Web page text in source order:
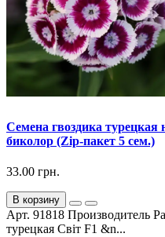
Семена гвоздика турецкая
биколор (Zip-пакет 5 сем.)
33.00 грн.
В корзину
Арт. 91818 Производитель
турецкая Світ F1 &n...